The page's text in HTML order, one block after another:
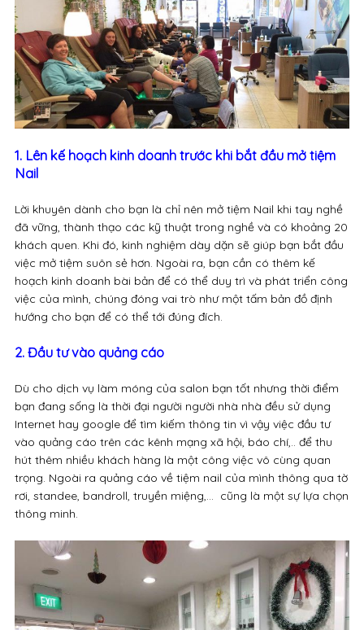
1. Lên kế hoạch kinh doanh trước khi bắt đầu mở tiệm
Nail
Lời khuyên dành cho bạn là chỉ nên mở tiệm Nail khi tay nghề
đã vững, thành thạo các kỹ thuật trong nghề và có khoảng 20
khách quen. Khi đó, kinh nghiệm dày dặn sẽ giúp bạn bắt đầu
việc mở tiệm suôn sẻ hơn. Ngoài ra, bạn cần có thêm kế
hoạch kinh doanh bài bản để có thể duy trì và phát triển công
việc của mình, chúng đóng vai trò như một tấm bản đồ định
hướng cho bạn để có thể tới đúng đích.
2. Đầu tư vào quảng cáo
Dù cho dịch vụ làm móng của salon bạn tốt nhưng thời điểm
bạn đang sống là thời đại người người nhà nhà đều sử dụng
Internet hay google để tìm kiếm thông tin vì vậy việc đầu tư
vào quảng cáo trên các kênh mạng xã hội, báo chí,.. để thu
hút thêm nhiều khách hàng là một công việc vô cùng quan
trọng. Ngoài ra quảng cáo về tiệm nail của mình thông qua tờ
rơi, standee, bandroll, truyền miệng,… cũng là một sự lựa chọn
thông minh.